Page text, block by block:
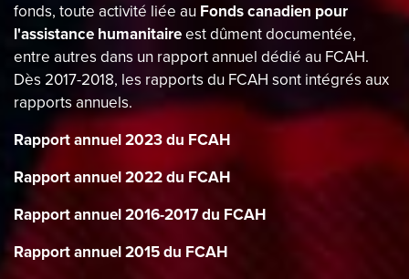
fonds, toute activité liée au Fonds canadien pour
l'assistance humanitaireest dûment documentée,
entre autres dans un rapport annuel dédié au FCAH.
Dès 2017-2018, les rapports du FCAH sont intégrés aux
rapports annuels.
Rapport annuel 2023 du FCAH
Rapport annuel 2022 du FCAH
Rapport annuel 2016-2017 du FCAH
Rapport annuel 2015 du FCAH